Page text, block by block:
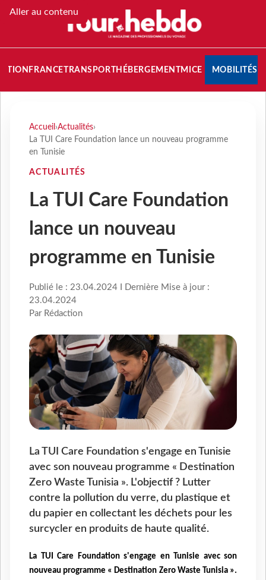
Aller au contenu
FRANCETRANSPORT HÉBERGEMENTMICE MOBILITÉS
Accueil ›Actualités›
La TUI Care Foundation lance un nouveau programme
en Tunisie
ACTUALITÉS
La TUI Care Foundation
lance un nouveau
programme en Tunisie
Publié le : 23.04.2024 I Dernière Mise à jour :
23.04.2024
Par Rédaction
La TUI Care Foundation s'engage en Tunisie
avec son nouveau programme « Destination
Zero Waste Tunisia ». L'objectif ? Lutter
contre la pollution du verre, du plastique et
du papier en collectant les déchets pour les
surcycler en produits de haute qualité.
La TUI Care Foundation s'engage en Tunisie avec son
nouveau programme « Destination Zero Waste Tunisia ».